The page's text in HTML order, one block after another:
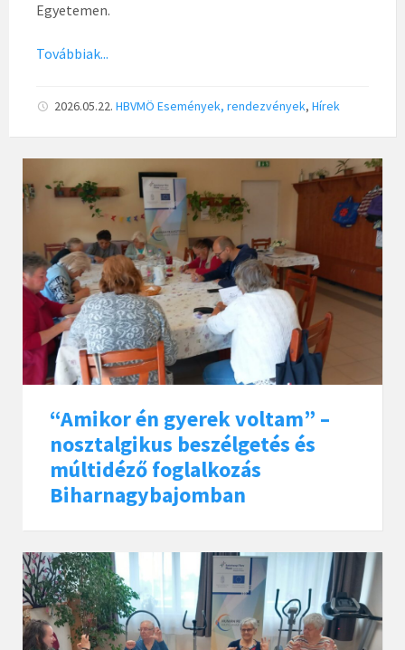
Egyetemen.
Továbbiak...
2026.05.22. HBVMÖ Események, rendezvények, Hírek
“Amikor én gyerek voltam” –
nosztalgikus beszélgetés és
múltidéző foglalkozás
Biharnagybajomban